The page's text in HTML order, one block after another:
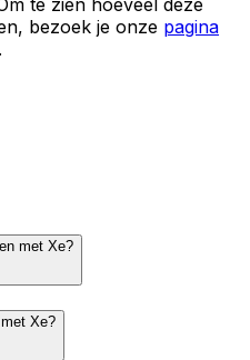
bezoek je onze pagina
.
met Xe?
Xe?